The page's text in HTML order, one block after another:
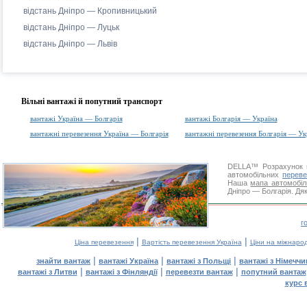
відстань Дніпро — Кропивницький
відстань Дніпро — Луцьк
відстань Дніпро — Львів
Вільні вантажі й попутний транспорт
вантажі Україна — Болгарія
вантажі Болгарія — Україна
вантажні перевезення Україна — Болгарія
вантажні перевезення Болгарія —
DELLA™
Розрахунок
автомобільних
Нашамапа
Дніпро — Болгарія.
Ціна перевезення| Вартість перевезення Україна | Ціни на
знайти вантаж | вантажі Україна | вантажі з Польщі | вантажі з
вантажі з Литви | вантажі з Фінляндії| перевезти вантаж| попутний вантаж
курс